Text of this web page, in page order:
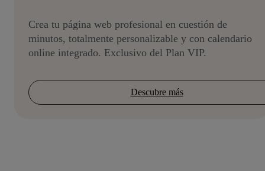
Crea tu página web profesional en cuestión de
minutos, totalmente personalizable y con calendario
online integrado. Exclusivo del Plan VIP.
Descubre más